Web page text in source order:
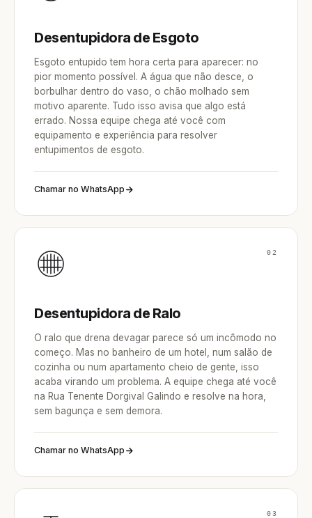
Desentupidora de Esgoto
Esgoto entupido tem hora certa para aparecer: no
pior momento possível. A água que não desce, o
borbulhar dentro do vaso, o chão molhado sem
motivo aparente. Tudo isso avisa que algo está
errado. Nossa equipe chega até você com
equipamento e experiência para resolver
entupimentos de esgoto.
Chamar no WhatsApp
02
Desentupidora de Ralo
O ralo que drena devagar parece só um incômodo no
começo. Mas no banheiro de um hotel, num salão de
cozinha ou num apartamento cheio de gente, isso
acaba virando um problema. A equipe chega até você
na Rua Tenente Dorgival Galindo e resolve na hora,
sem bagunça e sem demora.
Chamar no WhatsApp
03